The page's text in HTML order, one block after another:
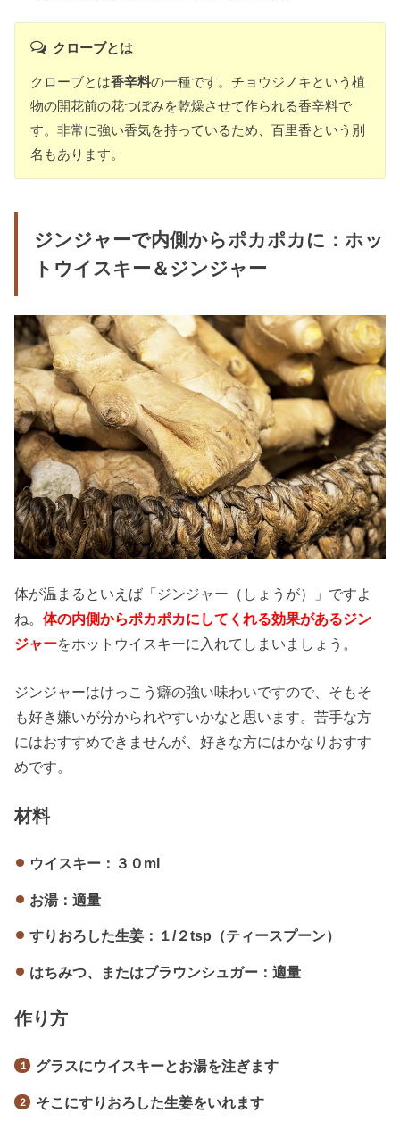
クローブとは
クローブとは香辛料の一種です。チョウジノキという植
物の開花前の花つぼみを乾燥させて作られる香辛料で
す。非常に強い香気を持っているため、百里香という別
名もあります。
ジンジャーで内側からポカポカに：ホッ
トウイスキー＆ジンジャー
体が温まるといえば「ジンジャー（しょうが）」ですよ
ね。体の内側からポカポカにしてくれる効果があるジン
ジャーをホットウイスキーに入れてしまいましょう。
ジンジャーはけっこう癖の強い味わいですので、そもそ
も好き嫌いが分かられやすいかなと思います。苦手な方
にはおすすめできませんが、好きな方にはかなりおすす
めです。
材料
ウイスキー：３０ml
お湯：適量
すりおろした生姜：１/２tsp（ティースプーン）
はちみつ、またはブラウンシュガー：適量
作り方
グラスにウイスキーとお湯を注ぎます
そこにすりおろした生姜をいれます